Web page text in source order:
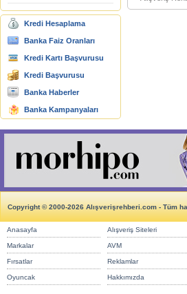
Kredi Hesaplama
Banka Faiz Oranları
Kredi Kartı Başvurusu
Kredi Başvurusu
Banka Haberler
Banka Kampanyaları
Copyright © 2000-2026 Alışverişrehberi.com - Tüm
Anasayfa Alışveriş Siteleri
Markalar AVM
Fırsatlar Reklamlar
Oyuncak Hakkımızda